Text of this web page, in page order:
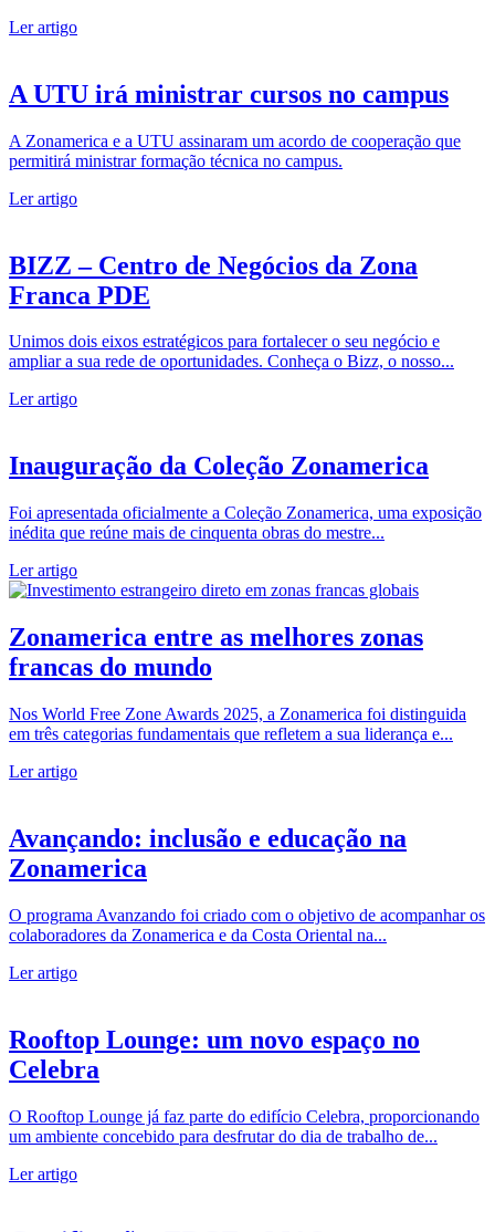
Ler artigo
A UTU irá ministrar cursos no campus
A Zonamerica e a UTU assinaram um acordo de cooperação que
permitirá ministrar formação técnica no campus.
Ler artigo
BIZZ – Centro de Negócios da Zona
Franca PDE
Unimos dois eixos estratégicos para fortalecer o seu negócio e
ampliar a sua rede de oportunidades. Conheça o Bizz, o nosso...
Ler artigo
Inauguração da Coleção Zonamerica
Foi apresentada oficialmente a Coleção Zonamerica, uma exposição
inédita que reúne mais de cinquenta obras do mestre...
Ler artigo
Zonamerica entre as melhores zonas
francas do mundo
Nos World Free Zone Awards 2025, a Zonamerica foi distinguida
em três categorias fundamentais que refletem a sua liderança e...
Ler artigo
Avançando: inclusão e educação na
Zonamerica
O programa Avanzando foi criado com o objetivo de acompanhar os
colaboradores da Zonamerica e da Costa Oriental na...
Ler artigo
Rooftop Lounge: um novo espaço no
Celebra
O Rooftop Lounge já faz parte do edifício Celebra, proporcionando
um ambiente concebido para desfrutar do dia de trabalho de...
Ler artigo